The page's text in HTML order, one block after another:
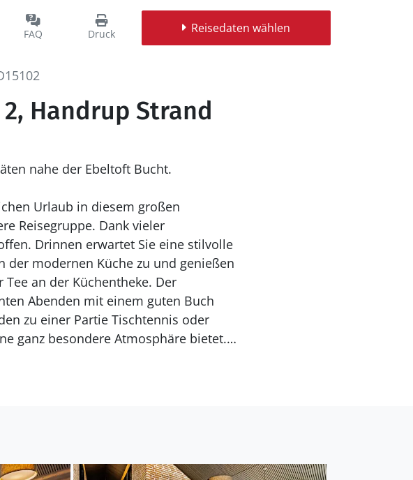
FAQ Druck Reisedaten wählen
Handrup Strand
nahe der Ebeltoft Bucht.
Urlaub in diesem großen
Reisegruppe. Dank vieler
Drinnen erwartet Sie eine stilvolle
der modernen Küche zu und genießen
an der Küchentheke. Der
Abenden mit einem guten Buch
zu einer Partie Tischtennis oder
ganz besondere Atmosphäre bietet.
und lassen Sie die Seele
Spielbereich mit einem Sandkasten